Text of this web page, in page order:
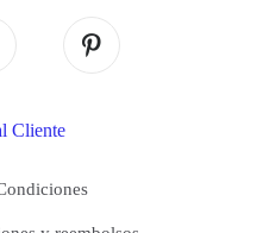
Cliente